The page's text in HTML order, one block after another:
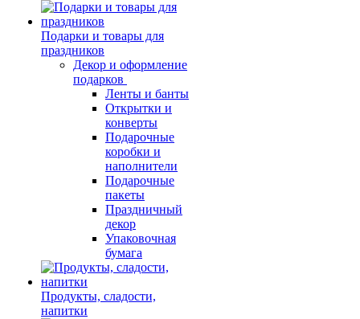
Подарки и товары для
праздников
Декор и оформление
подарков
Ленты и банты
Открытки и
конверты
Подарочные
коробки и
наполнители
Подарочные
пакеты
Праздничный
декор
Упаковочная
бумага
Продукты, сладости,
напитки